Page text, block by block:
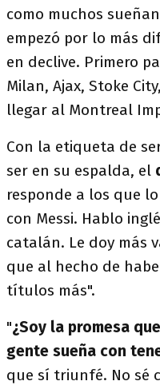
como muchos
empezó por lo más
en declive. Primero
Milan, Ajax, Stoke
llegar al Montreal
Con la etiqueta de
ser en su espalda, el
responde a los que
con Messi. Hablo
catalán. Le doy más
que al hecho de
títulos más".
"¿Soy la promesa
gente sueña con
que sí triunfé. No sé